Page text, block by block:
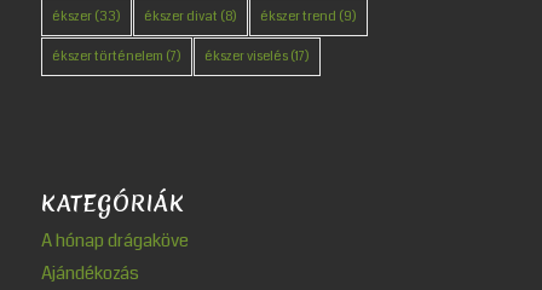
ékszer(33) ékszer divat (8) ékszer trend (9)
ékszer történelem (7) ékszer viselés(17)
KATEGÓRIÁK
A hónap drágaköve
Ajándékozás